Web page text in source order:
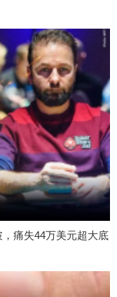
，痛失44万美元超大底